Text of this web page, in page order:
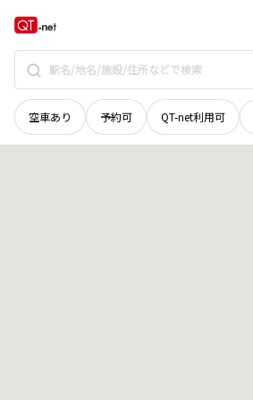
空車あり 予約可 QT-net利用可
栃木県